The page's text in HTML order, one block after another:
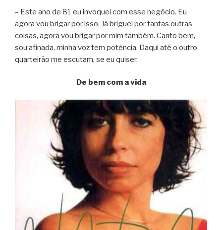
– Este ano de 81 eu invoquei com esse negócio. Eu
agora vou brigar por isso. Já briguei por tantas outras
coisas, agora vou brigar por mim também. Canto bem,
sou afinada, minha voz tem potência. Daqui até o outro
quarteirão me escutam, se eu quiser.
De bem com a vida